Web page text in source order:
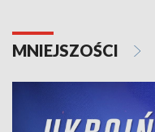
MNIEJSZOŚCI